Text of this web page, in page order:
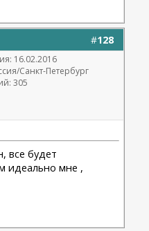
#128
16.02.2016
Санкт-Петербург
305
все будет
идеально мне ,